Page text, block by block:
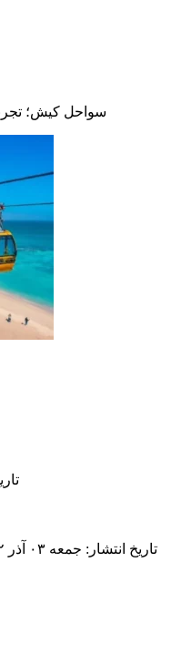
سواحل کیش؛
تاریخ انتشار: جمعه ۰۳ آذر ۱۴۰۲